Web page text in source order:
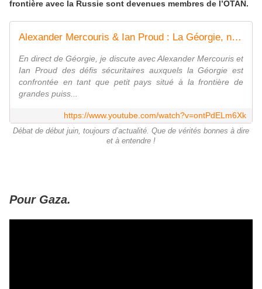
frontière avec la Russie sont devenues membres de l’OTAN.
Alexander Mercouris & Ian Proud : La Géorgie, nouveau front contre la Russie ?
En direct de Géorgie, je discute avec Alexander Mercouris et
Ian Proud des défis sécuritaires auxquels la Géorgie est
confrontée en tant que petit pays situé à la frontière de
grandes puiss...
https://www.youtube.com/watch?v=ontPdELm6Xk
Débat de début juin, toujours d’actualité. Que de vérités bonnes à dire
et à entendre !
Pour Gaza.